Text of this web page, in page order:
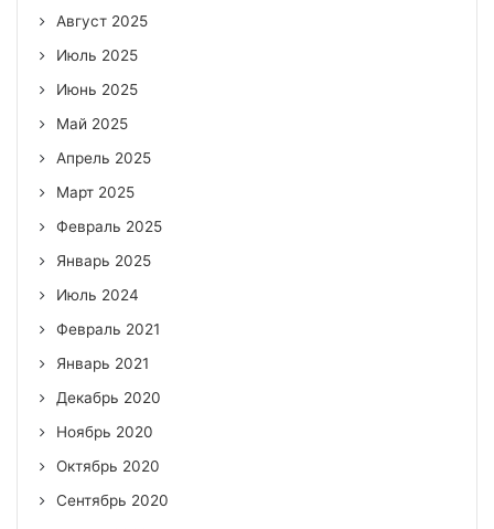
Август 2025
Июль 2025
Июнь 2025
Май 2025
Апрель 2025
Март 2025
Февраль 2025
Январь 2025
Июль 2024
Февраль 2021
Январь 2021
Декабрь 2020
Ноябрь 2020
Октябрь 2020
Сентябрь 2020